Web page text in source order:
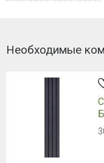
Необходимые